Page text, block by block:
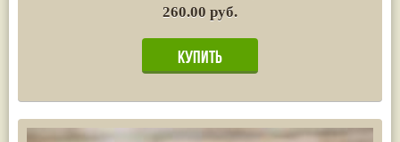
260.00 руб.